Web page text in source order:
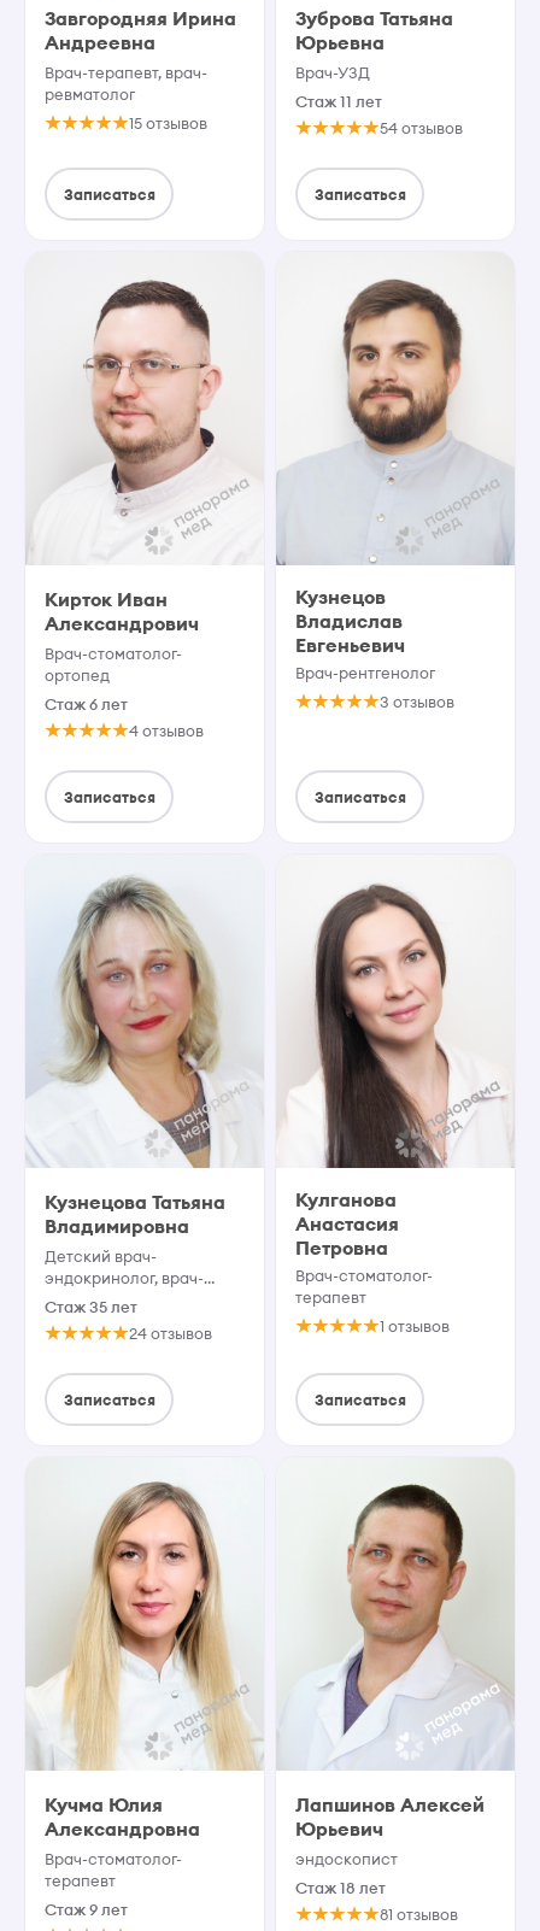
Завгородняя Ирина
Андреевна
Врач-терапевт, врач-
ревматолог
15 отзывов
Записаться
Зуброва Татьяна
Юрьевна
Врач-УЗД
Стаж 11 лет
54 отзывов
Записаться
Кирток Иван
Александрович
Врач-стоматолог-
ортопед
Стаж 6 лет
4 отзывов
Записаться
Кузнецов
Владислав
Евгеньевич
Врач-рентгенолог
3 отзывов
Записаться
Кузнецова Татьяна
Владимировна
Детский врач-
эндокринолог, врач-
эндокринолог. Врач
высшей
квалификационной
Стаж 35 лет
24 отзывов
Записаться
Кулганова
Анастасия
Петровна
Врач-стоматолог-
терапевт
1 отзывов
Записаться
Кучма Юлия
Александровна
Врач-стоматолог-
терапевт
Стаж 9 лет
Лапшинов Алексей
Юрьевич
эндоскопист
Стаж 18 лет
81 отзывов